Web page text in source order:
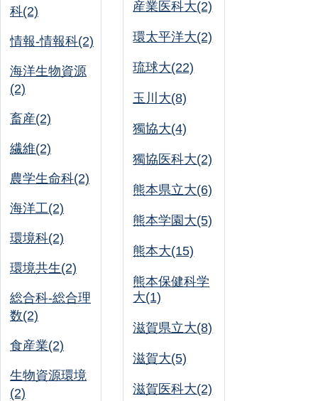
科(2)
情報-情報科(2)
海洋生物資源
(2)
畜産(2)
繊維(2)
農学生命科(2)
海洋工(2)
環境科(2)
環境共生(2)
総合科-総合理
数(2)
食産業(2)
生物資源環境
(2)
産業医科大(2)
環太平洋大(2)
琉球大(22)
玉川大(8)
獨協大(4)
獨協医科大(2)
熊本県立大(6)
熊本学園大(5)
熊本大(15)
熊本保健科学
大(1)
滋賀県立大(8)
滋賀大(5)
滋賀医科大(2)